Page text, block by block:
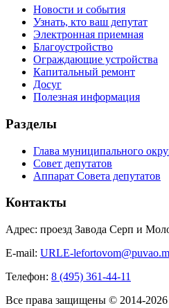
Новости и события
Узнать, кто ваш депутат
Электронная приемная
Благоустройство
Ограждающие устройства
Капитальный ремонт
Досуг
Полезная информация
Разделы
Глава муниципального
Совет депутатов
Аппарат Совета депутатов
Контакты
Адрес: проезд Завода Серп и
E-mail: URLE-
Телефон: 8 (495) 361-44-11
Все права защищены © 2014-2026